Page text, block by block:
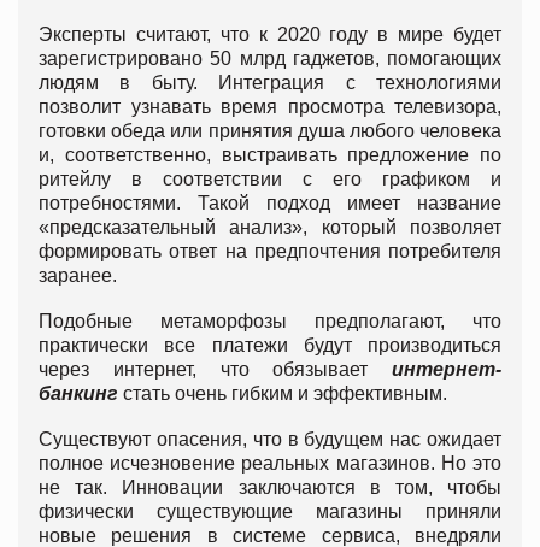
Эксперты считают, что к 2020 году в мире будет
зарегистрировано 50 млрд гаджетов, помогающих
людям в быту. Интеграция с технологиями
позволит узнавать время просмотра телевизора,
готовки обеда или принятия душа любого человека
и, соответственно, выстраивать предложение по
ритейлу в соответствии с его графиком и
потребностями. Такой подход имеет название
«предсказательный анализ», который позволяет
формировать ответ на предпочтения потребителя
заранее.
Подобные метаморфозы предполагают, что
практически все платежи будут производиться
через интернет, что обязывает интернет-
банкинг стать очень гибким и эффективным.
Существуют опасения, что в будущем нас ожидает
полное исчезновение реальных магазинов. Но это
не так. Инновации заключаются в том, чтобы
физически существующие магазины приняли
новые решения в системе сервиса, внедряли